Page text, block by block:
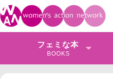
フェミな本
BOOKS